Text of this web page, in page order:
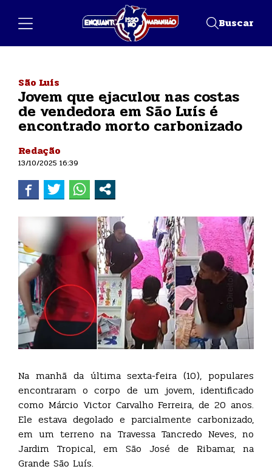
Buscar
São Luís
Jovem que ejaculou nas costas
de vendedora em São Luís é
encontrado morto carbonizado
Redação
13/10/2025 16:39
Na manhã da última sexta-feira (10), populares
encontraram o corpo de um jovem, identificado
como Márcio Victor Carvalho Ferreira, de 20 anos.
Ele estava degolado e parcialmente carbonizado,
em um terreno na Travessa Tancredo Neves, no
Jardim Tropical, em São José de Ribamar, na
Grande São Luís.